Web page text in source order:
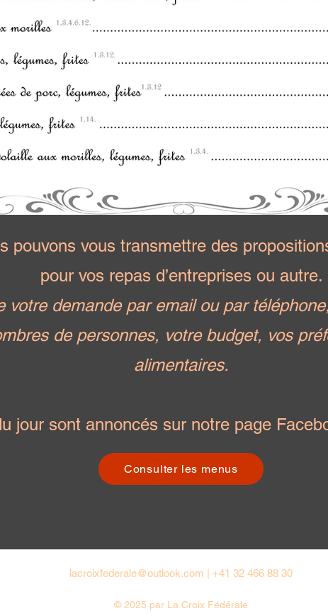
pouvons vous transmettre des
pour vos repas d’entreprises ou autre.
votre demande par email ou par
de personnes, votre budget, vos
alimentaires.
jour sont annoncés sur notre page
Consulter les menus
lacroixfederale@outlook.com +41 32 466 88 30
© 2025 par La Croix Fédérale